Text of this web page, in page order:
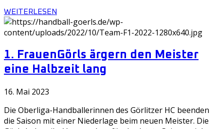
WEITERLESEN
1. FrauenGörls ärgern den Meister
eine Halbzeit lang
16. Mai 2023
Die Oberliga-Handballerinnen des Görlitzer HC beenden
die Saison mit einer Niederlage beim neuen Meister. Die